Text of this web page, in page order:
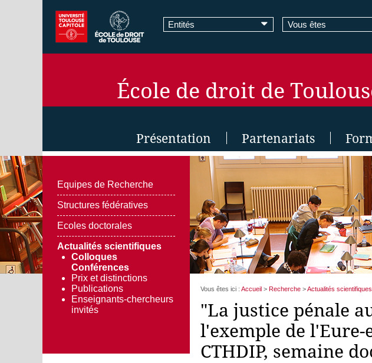
Entités Vous êtes
École de droit de
Présentation Partenariats
Equipes de Recherche
Structures fédératives
Ecoles doctorales
Actualités scientifiques
Colloques
Conférences
Prix et distinctions
Publications
Enseignants-chercheurs
invités
Vous êtes ici : Accueil> Recherche>Actualités scientifiques
"La justice pénale
l'exemple de
CTHDIP, semaine